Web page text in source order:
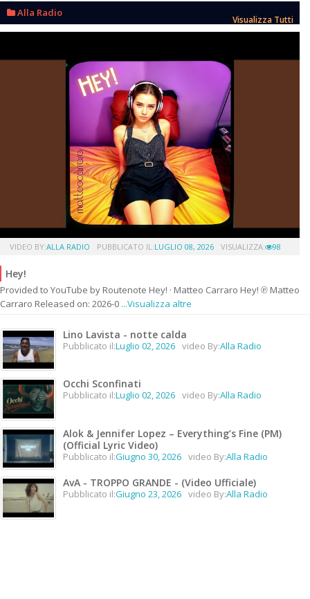
Alla Radio
Visualizza Tutti
VIDEO BY:ALLA RADIO PUBBLICATO IL:LUGLIO 08, 2026 VISUALIZZA: 98
Hey!
Provided to YouTube by Routenote Hey! · Matteo Carraro Hey! ℗ Matteo
Carraro Released on: 2026-0 ...Visualizza altre
Lino Lavista - notte calda
Pubblicato il:Luglio 02, 2026 video By:Alla Radio
Occhi Sconfinati
Pubblicato il:Luglio 02, 2026 video By:Alla Radio
Alok & Jennifer Lopez – Everything’s Fine (PM)
(Official Lyric Video)
Pubblicato il:Giugno 30, 2026 video By:Alla Radio
AvA - TROPPO GRANDE - (Video Ufficiale)
Pubblicato il:Giugno 23, 2026 video By:Alla Radio